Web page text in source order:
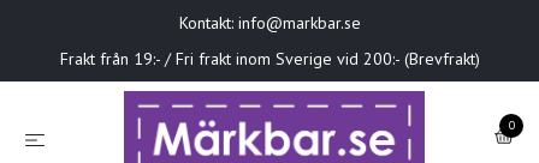
Kontakt: info@markbar.se
Frakt från 19:- / Fri frakt inom Sverige vid 200:- (Brevfrakt)
0